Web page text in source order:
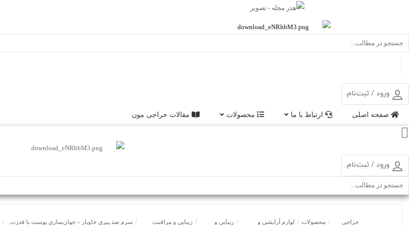
ورود / ثبت‌نام
صفحه اصلی ارتباط با ما محصولات مقالات حراجی مون
ورود / ثبت‌نام
حراجی
/ محصولات / لوازم آرایشی و
/ زیبایی و
/ زیبایی و مراقبت
/ سرم ضد پیری خاویار – جوان‌سازی پوست با قدرت
/